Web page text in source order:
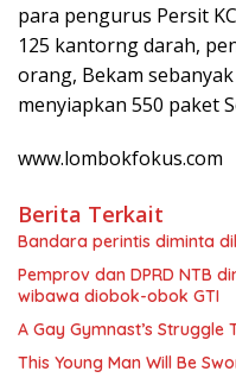
para pengurus Persit
125 kantorng darah,
orang, Bekam
menyiapkan 550 paket
www.lombokfokus.com
Berita Terkait
Bandara perintis diminta
Pemprov dan DPRD NTB
wibawa diobok-obok GTI
A Gay Gymnast’s Struggle
This Young Man Will Be